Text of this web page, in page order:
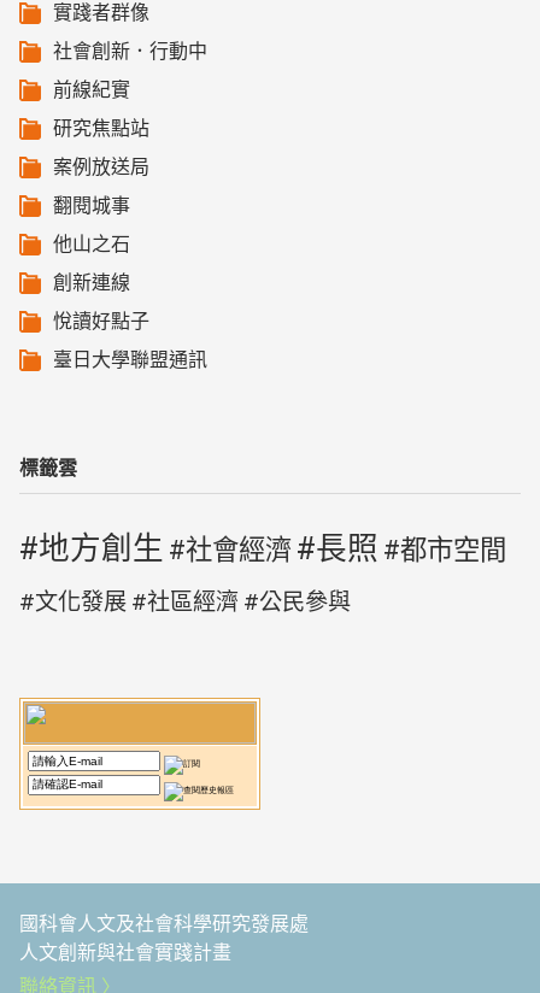
實踐者群像
社會創新．行動中
前線紀實
研究焦點站
案例放送局
翻閱城事
他山之石
創新連線
悅讀好點子
臺日大學聯盟通訊
標籤雲
地方創生 社會經濟 長照 都市空間
文化發展 社區經濟 公民參與
國科會人文及社會科學研究發展處
人文創新與社會實踐計畫
聯絡資訊